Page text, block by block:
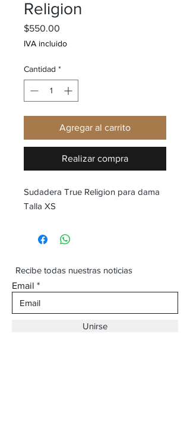
Religion
$550.00
IVA incluido
Cantidad *
Agregar al carrito
Realizar compra
Sudadera True Religion para dama
Talla XS
Recibe todas nuestras noticias
Email
Unirse